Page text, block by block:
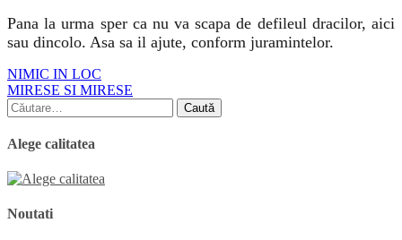
Pana la urma sper ca nu va scapa de defileul dracilor, aici
sau dincolo. Asa sa il ajute, conform juramintelor.
Navigare
în
articole
NIMIC IN LOC
MIRESE SI MIRESE
Caută
după:
Alege calitatea
Noutati